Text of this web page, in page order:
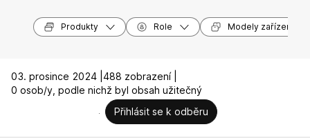
Produkty Role Modely zařízení
03. prosince 2024 | 488 zobrazení |
0 osob/y, podle nichž byl obsah užitečný
Přihlásit se k odběru